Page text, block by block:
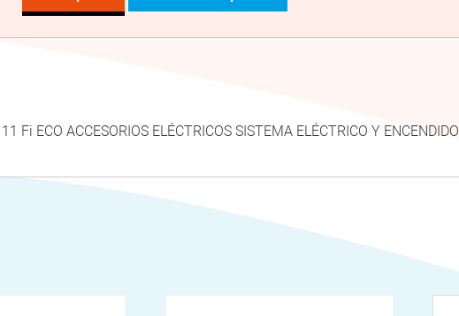
ECO ACCESORIOS ELÉCTRICOS SISTEMA ELÉCTRICO Y ENCENDIDO